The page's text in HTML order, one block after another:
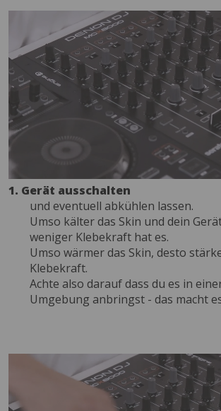
1. Gerät ausschalten
und eventuell abkühlen lassen.
Umso kälter das Skin und dein
weniger Klebekraft hat es.
Umso wärmer das Skin, desto
Klebekraft.
Achte also darauf dass du es in
Umgebung anbringst - das macht